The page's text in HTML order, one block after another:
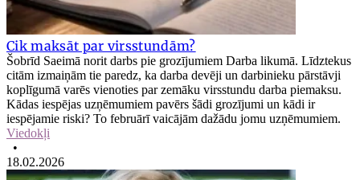
Cik maksāt par virsstundām?
Šobrīd Saeimā norit darbs pie grozījumiem Darba likumā. Līdztekus
citām izmaiņām tie paredz, ka darba devēji un darbinieku pārstāvji
koplīgumā varēs vienoties par zemāku virsstundu darba piemaksu.
Kādas iespējas uzņēmumiem pavērs šādi grozījumi un kādi ir
iespējamie riski? To februārī vaicājām dažādu jomu uzņēmumiem.
Viedokļi
•
18.02.2026